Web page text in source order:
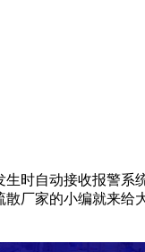
自动接收报警系
厂家的小编就来